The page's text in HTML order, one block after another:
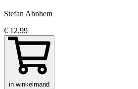
Stefan Ahnhem
€ 12,99
in winkelmand